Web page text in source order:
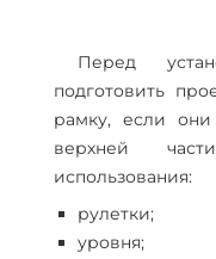
Перед
подготовить
рамку, если
верхней
использования:
рулетки;
уровня;